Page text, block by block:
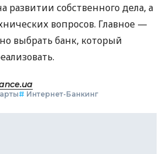
развитии собственного дела, а
вопросов. Главное —
выбрать банк, который
# Интернет-Банкинг